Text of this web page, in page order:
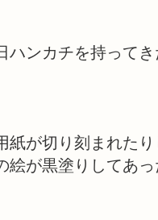
ハンカチを持って
紙が切り刻まれた
絵が黒塗りしてあ